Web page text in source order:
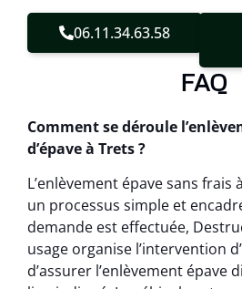
06.11.34.63.58
FAQ
Comment se déroule
d’épave à Trets ?
L’enlèvement épave sans frais
un processus simple et
demande est effectuée,
usage organise l’intervention
d’assurer l’enlèvement épave